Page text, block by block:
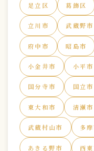
足立区 葛飾区
立川市 武蔵野市
府中市 昭島市
小金井市 小平市
国分寺市 国立市
東大和市 清瀬市
武蔵村山市 多
あきる野市 西